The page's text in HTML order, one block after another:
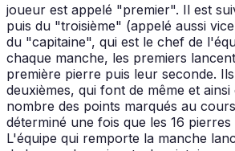
joueur est appelé "premier". Il est
puis du "troisième" (appelé aussi
du "capitaine", qui est le chef de
chaque manche, les premiers
première pierre puis leur seconde.
deuxièmes, qui font de même et ainsi
nombre des points marqués au
déterminé une fois que les 16
L'équipe qui remporte la manche